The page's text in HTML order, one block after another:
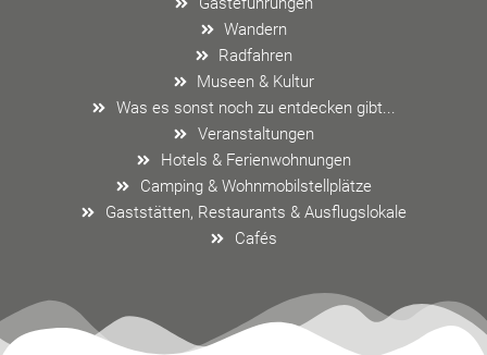
a
m
Wandern
Radfahren
Museen & Kultur
Was es sonst noch zu entdecken gibt...
Veranstaltungen
Hotels & Ferienwohnungen
Camping & Wohnmobilstellplätze
Gaststätten, Restaurants & Ausflugslokale
Cafés